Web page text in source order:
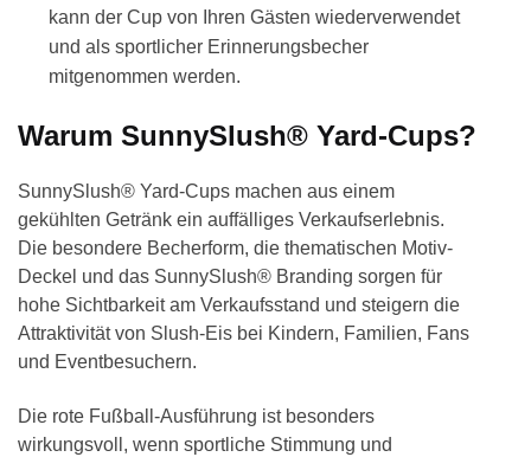
kann der Cup von Ihren Gästen wiederverwendet
und als sportlicher Erinnerungsbecher
mitgenommen werden.
Warum SunnySlush® Yard-Cups?
SunnySlush® Yard-Cups machen aus einem
gekühlten Getränk ein auffälliges Verkaufserlebnis.
Die besondere Becherform, die thematischen Motiv-
Deckel und das SunnySlush® Branding sorgen für
hohe Sichtbarkeit am Verkaufsstand und steigern die
Attraktivität von Slush-Eis bei Kindern, Familien, Fans
und Eventbesuchern.
Die rote Fußball-Ausführung ist besonders
wirkungsvoll, wenn sportliche Stimmung und